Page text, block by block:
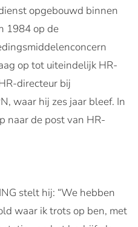
opgebouwd binnen
1984 op de
op tot uiteindelijk HR-
directeur bij
waar hij zes jaar bleef. In
naar de post van HR-
stelt hij: “We hebben
waar ik trots op ben, met